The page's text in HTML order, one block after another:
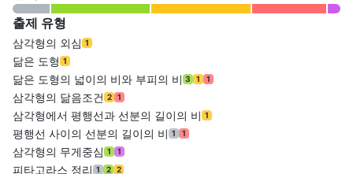
출제 유형
삼각형의 외심 1
닮은 도형 1
닮은 도형의 넓이의 비와 부피의 비 3 1 1
삼각형의 닮음조건 2 1
삼각형에서 평행선과 선분의 길이의 비 1
평행선 사이의 선분의 길이의 비 1 1
삼각형의 무게중심 1 1
피타고라스 정리 1 2 2